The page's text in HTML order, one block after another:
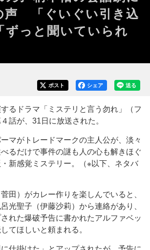
声 「ぐいぐい引き込
ずっと聞いていられ
送る
シェア
ポスト
るドラマ「ミステリと言う勿れ」（フ
話が、31日に放送された。
マがトレードマークの主人公が、淡々
るだけで事件の謎も人の心も解きほぐ
新感覚ミステリー。（※以下、ネタバ
田）がカレー作りを楽しんでいると、
光聖子（伊藤沙莉）から連絡があり、
れた爆破予告に書かれたアルファベッ
てほしいと頼まれる。